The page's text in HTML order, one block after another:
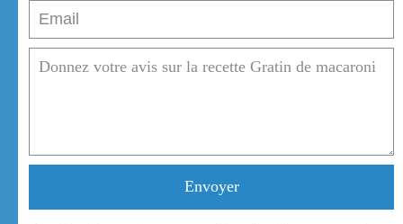
Envoyer